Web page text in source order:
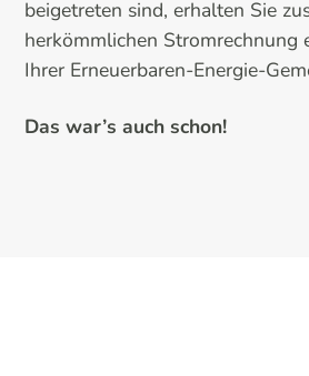
beigetreten sind, erhalten Sie
herkömmlichen Stromrechnung
Ihrer Erneuerbaren-Energie-
Das war’s auch schon!